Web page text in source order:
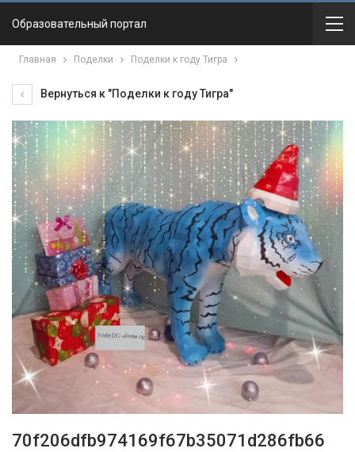
Образовательный портал
Главная Поделки Поделки к году Тигра
Вернуться к "Поделки к году Тигра"
70f206dfb974169f67b35071d286fb66